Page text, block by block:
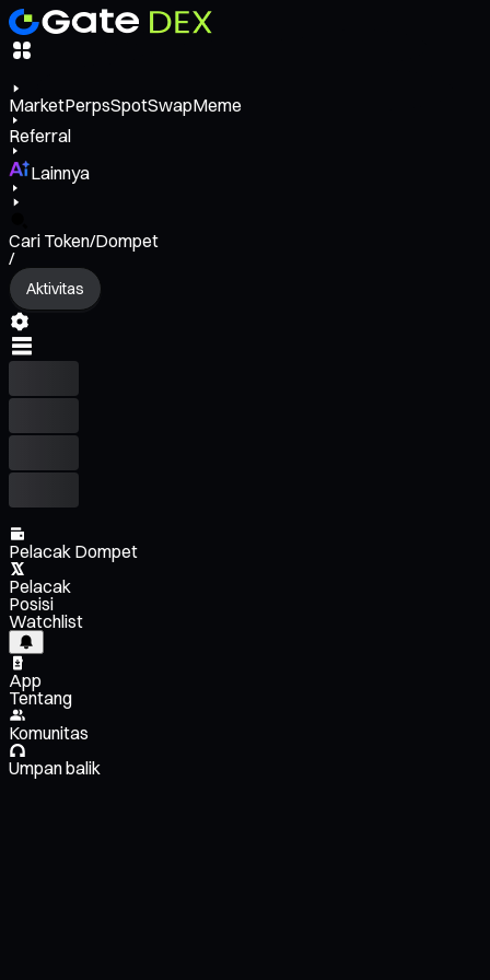
MarketPerpsSpotSwapMeme
Referral
Lainnya
Cari Token/Dompet
/
Aktivitas
Pelacak Dompet
Pelacak
Posisi
Watchlist
App
Tentang
Komunitas
Umpan balik